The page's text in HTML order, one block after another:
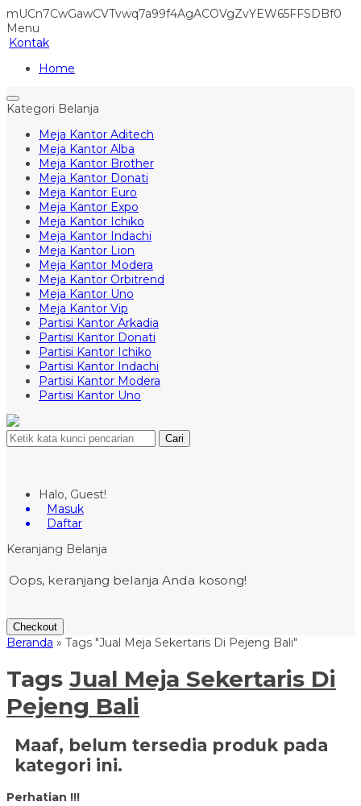
mUCn7CwGawCVTvwq7a99f4AgACOVgZvYEW65FFSDBf0
Menu
Kontak
Home
Kategori Belanja
Meja Kantor Aditech
Meja Kantor Alba
Meja Kantor Brother
Meja Kantor Donati
Meja Kantor Euro
Meja Kantor Expo
Meja Kantor Ichiko
Meja Kantor Indachi
Meja Kantor Lion
Meja Kantor Modera
Meja Kantor Orbitrend
Meja Kantor Uno
Meja Kantor Vip
Partisi Kantor Arkadia
Partisi Kantor Donati
Partisi Kantor Ichiko
Partisi Kantor Indachi
Partisi Kantor Modera
Partisi Kantor Uno
Cari
Halo, Guest!
Masuk
Daftar
Keranjang Belanja
Oops, keranjang belanja Anda kosong!
Checkout
Beranda » Tags "Jual Meja Sekertaris Di Pejeng Bali"
Tags Jual Meja Sekertaris Di
Pejeng Bali
Maaf, belum tersedia produk pada
kategori ini.
Perhatian !!!